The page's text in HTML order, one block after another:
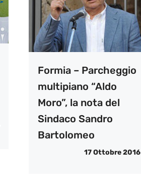
Formia – Parcheggio
multipiano “Aldo
Moro”, la nota del
Sindaco Sandro
Bartolomeo
17 Ottobre 2016